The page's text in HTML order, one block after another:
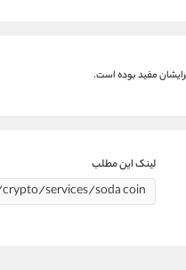
مفید بوده است.
لینک این مطلب